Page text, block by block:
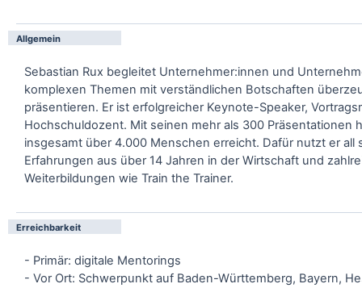
Allgemein
Sebastian Rux begleitet Unternehmer:innen und
komplexen Themen mit verständlichen Botschaften
präsentieren. Er ist erfolgreicher Keynote-Speaker,
Hochschuldozent. Mit seinen mehr als 300 Präsentationen
insgesamt über 4.000 Menschen erreicht. Dafür nutzt er all
Erfahrungen aus über 14 Jahren in der Wirtschaft und
Weiterbildungen wie Train the Trainer.
Erreichbarkeit
- Primär: digitale Mentorings
- Vor Ort: Schwerpunkt auf Baden-Württemberg, Bayern,